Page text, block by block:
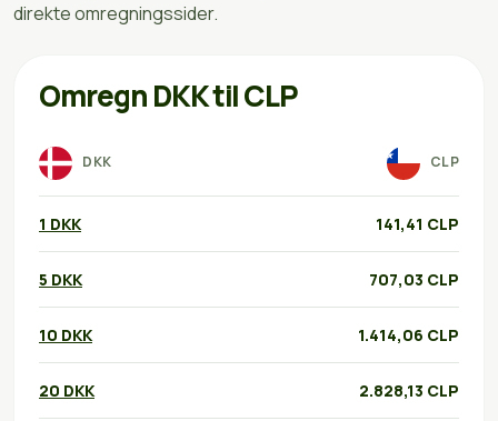
direkte omregningssider.
Omregn DKK til CLP
DKK CLP
1 DKK 141,41 CLP
5 DKK 707,03 CLP
10 DKK 1.414,06 CLP
20 DKK 2.828,13 CLP